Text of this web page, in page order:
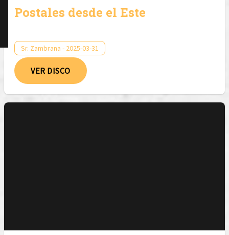
Postales desde el Este
Sr. Zambrana - 2025-03-31
VER DISCO